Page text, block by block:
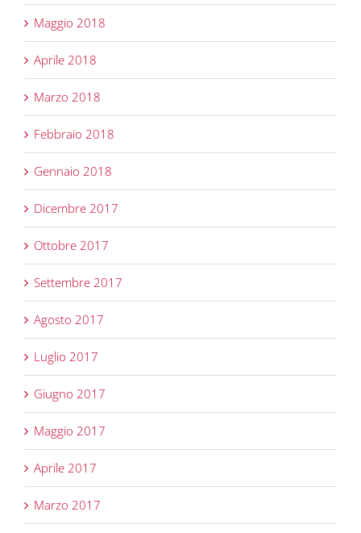
Maggio 2018
Aprile 2018
Marzo 2018
Febbraio 2018
Gennaio 2018
Dicembre 2017
Ottobre 2017
Settembre 2017
Agosto 2017
Luglio 2017
Giugno 2017
Maggio 2017
Aprile 2017
Marzo 2017